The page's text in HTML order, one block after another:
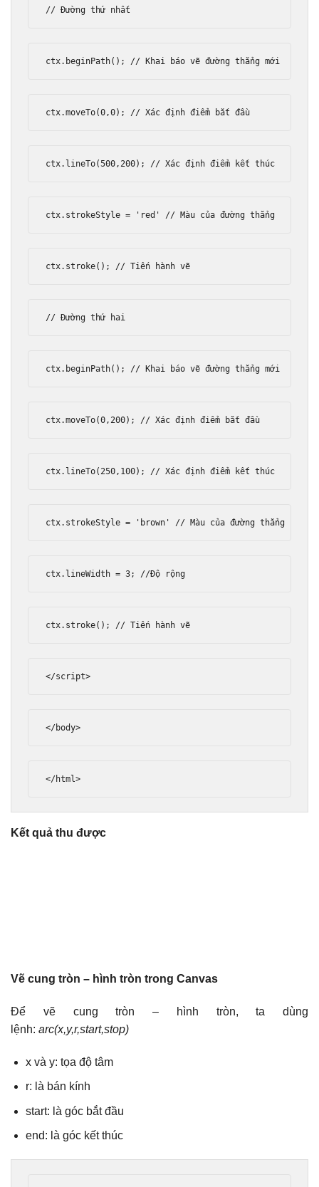
// Đường thứ nhất
ctx. beginPath(); // Khai báo vẽ đường thẳng mới
ctx.moveTo(0 ,0); // Xác định điểm bắt đầu
ctx. lineTo(500 , 200); // Xác định điểm kết thúc
ctx. strokeStyle = 'red' // Màu của đường thẳng
ctx. stroke(); // Tiến hành vẽ
// Đường thứ hai
ctx. beginPath(); // Khai báo vẽ đường thẳng mới
ctx.moveTo(0 , 200); // Xác định điểm bắt đầu
ctx. lineTo( 250 , 100); // Xác định điểm kết thúc
ctx. strokeStyle = 'brown' // Màu của đường thẳng
ctx. lineWidth = 3; //Độ rộng
ctx. stroke(); // Tiến hành vẽ
</script>
</body>
</html>
Kết quả thu được
Vẽ cung tròn – hình tròn trong Canvas
Để vẽ cung tròn – hình tròn, ta dùng
lệnh: arc(x,y,r,start,stop)
x và y: tọa độ tâm
r: là bán kính
start: là góc bắt đầu
end: là góc kết thúc